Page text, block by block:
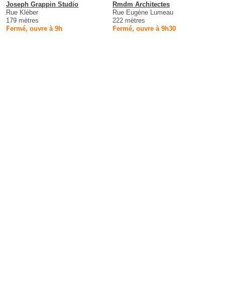
Joseph Grappin Studio
Rue Kléber
179 mètres
Fermé, ouvre à 9h
Rmdm Architectes
Rue Eugène Lumeau
222 mètres
Fermé, ouvre à 9h30